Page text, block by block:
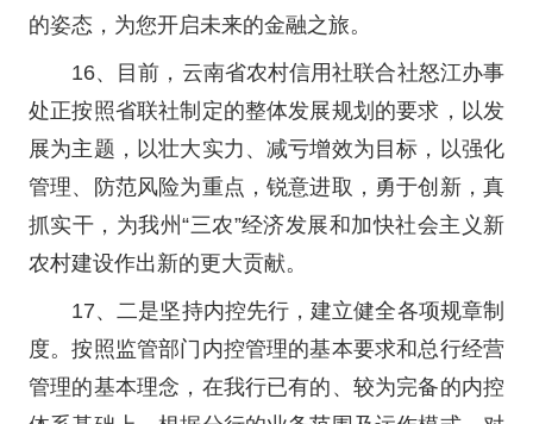
的姿态，为您开启未来的金融之旅。
16、目前，云南省农村信用社联合社怒江办事
处正按照省联社制定的整体发展规划的要求，以发
展为主题，以壮大实力、减亏增效为目标，以强化
管理、防范风险为重点，锐意进取，勇于创新，真
抓实干，为我州“三农”经济发展和加快社会主义新
农村建设作出新的更大贡献。
17、二是坚持内控先行，建立健全各项规章制
度。按照监管部门内控管理的基本要求和总行经营
管理的基本理念，在我行已有的、较为完备的内控